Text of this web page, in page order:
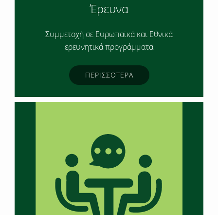
Έρευνα
Συμμετοχή σε Ευρωπαϊκά και Εθνικά
ερευνητικά προγράμματα
ΠΕΡΙΣΣΟΤΕΡΑ